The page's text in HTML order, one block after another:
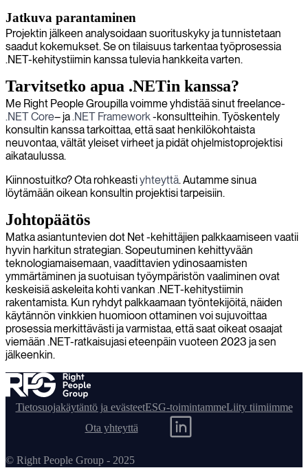
Jatkuva parantaminen
Projektin jälkeen analysoidaan suorituskyky ja tunnistetaan
saadut kokemukset. Se on tilaisuus tarkentaa työprosessia
.NET-kehitystiimin kanssa tulevia hankkeita varten.
Tarvitsetko apua .NETin kanssa?
Me Right People Groupilla voimme yhdistää sinut freelance-
.NET Core– ja.NET Framework-konsultteihin. Työskentely
konsultin kanssa tarkoittaa, että saat henkilökohtaista
neuvontaa, vältät yleiset virheet ja pidät ohjelmistoprojektisi
aikataulussa.
Kiinnostuitko? Ota rohkeastiyhteyttä. Autamme sinua
löytämään oikean konsultin projektisi tarpeisiin.
Johtopäätös
Matka asiantuntevien dot Net -kehittäjien palkkaamiseen vaatii
hyvin harkitun strategian. Sopeutuminen kehittyvään
teknologiamaisemaan, vaadittavien ydinosaamisten
ymmärtäminen ja suotuisan työympäristön vaaliminen ovat
keskeisiä askeleita kohti vankan .NET-kehitystiimin
rakentamista. Kun ryhdyt palkkaamaan työntekijöitä, näiden
käytännön vinkkien huomioon ottaminen voi sujuvoittaa
prosessia merkittävästi ja varmistaa, että saat oikeat osaajat
viemään .NET-ratkaisujasi eteenpäin vuoteen 2023 ja sen
jälkeenkin.
Tietosuojakäytäntö ja evästeetESG-toimintammeLiity tiimiimme
Ota yhteyttä
© Right People Group - 2025